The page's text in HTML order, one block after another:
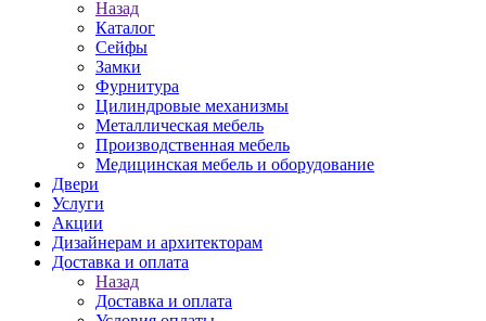
Назад
Каталог
Сейфы
Замки
Фурнитура
Цилиндровые механизмы
Металлическая мебель
Производственная мебель
Медицинская мебель и оборудование
Двери
Услуги
Акции
Дизайнерам и архитекторам
Доставка и оплата
Назад
Доставка и оплата